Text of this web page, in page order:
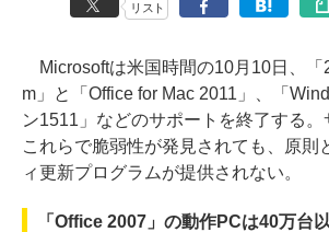
リスト
Microsoftは米国時間の10月10日、「
m」と「Office for Mac 2011」、「
ン1511」などのサポートを終了する。
これらで脆弱性が発見されても、原則
ィ更新プログラムが提供されない。
「Office 2007」の動作PCは40万台